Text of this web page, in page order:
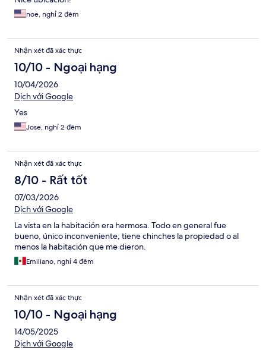
noe, nghỉ 2 đêm
Nhận xét đã xác thực
10/10 - Ngoại hạng
10/04/2026
Dịch với Google
Yes
Jose, nghỉ 2 đêm
Nhận xét đã xác thực
8/10 - Rất tốt
07/03/2026
Dịch với Google
La vista en la habitación era hermosa. Todo en general fue
bueno, único inconveniente, tiene chinches la propiedad o al
menos la habitación que me dieron.
Emiliano, nghỉ 4 đêm
Nhận xét đã xác thực
10/10 - Ngoại hạng
14/05/2025
Dịch với Google